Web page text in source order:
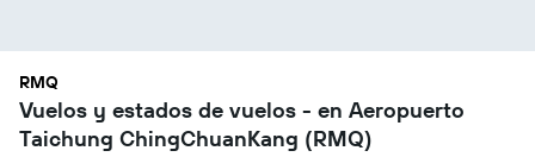
RMQ
Vuelos y estados de vuelos - en Aeropuerto
Taichung ChingChuanKang (RMQ)